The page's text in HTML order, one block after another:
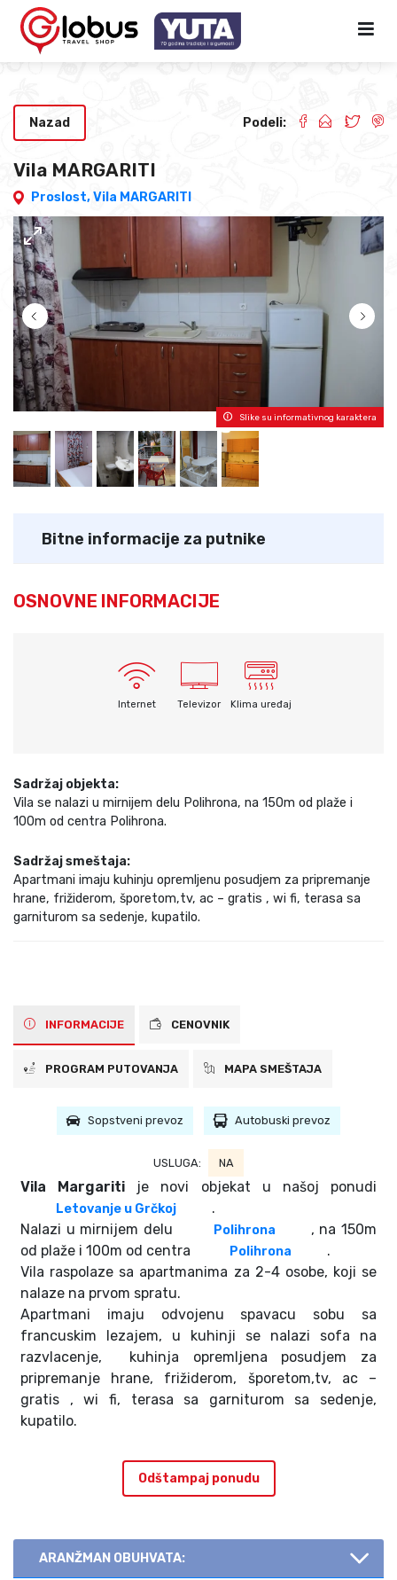
Vila MARGARITI
Proslost,Vila MARGARITI
Nazad Podeli:
Slike su informativnog karaktera
Bitne informacije za putnike
OSNOVNE INFORMACIJE
Internet Televizor Klima uređaj
Sadržaj objekta:
Vila se nalazi u mirnijem delu Polihrona, na 150m od plaže i
100m od centra Polihrona.
Sadržaj smeštaja:
Apartmani imaju kuhinju opremljenu posudjem za pripremanje
hrane, frižiderom, šporetom,tv, ac – gratis , wi fi, terasa sa
garniturom sa sedenje, kupatilo.
INFORMACIJE CENOVNIK
PROGRAM PUTOVANJA MAPA SMEŠTAJA
Sopstveni prevoz Autobuski prevoz
USLUGA: NA
Vila Margariti je novi objekat u našoj ponudi
Letovanje u Grčkoj
.
Nalazi u mirnijem delu
Polihrona
, na 150m
od plaže i 100m od centra
Polihrona
.
Vila raspolaze sa apartmanima za 2-4 osobe, koji se
nalaze na prvom spratu.
Apartmani imaju odvojenu spavacu sobu sa
francuskim lezajem, u kuhinji se nalazi sofa na
razvlacenje, kuhinja opremljena posudjem za
pripremanje hrane, frižiderom, šporetom,tv, ac –
gratis , wi fi, terasa sa garniturom sa sedenje,
kupatilo.
Odštampaj ponudu
ARANŽMAN OBUHVATA: